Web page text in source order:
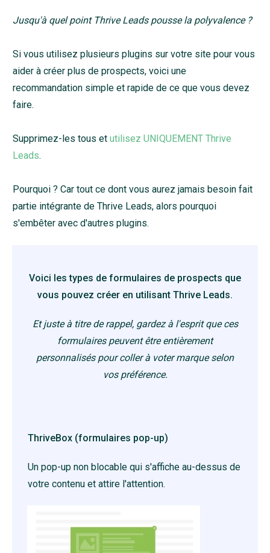
Jusqu'à quel point Thrive Leads pousse la polyvalence ?
Si vous utilisez plusieurs plugins sur votre site pour vous
aider à créer plus de prospects, voici une
recommandation simple et rapide de ce que vous devez
faire.
Supprimez-les tous et utilisez UNIQUEMENT Thrive
Leads.
Pourquoi ? Car tout ce dont vous aurez jamais besoin fait
partie intégrante de Thrive Leads, alors pourquoi
s'embêter avec d'autres plugins.
Voici les types de formulaires de prospects que
vous pouvez créer en utilisant Thrive Leads.
Et juste à titre de rappel, gardez à l'esprit que ces
formulaires peuvent être entièrement
personnalisés pour coller à voter marque selon
vos préférence.
ThriveBox (formulaires pop-up)
Un pop-up non blocable qui s'affiche au-dessus de
votre contenu et attire l'attention.